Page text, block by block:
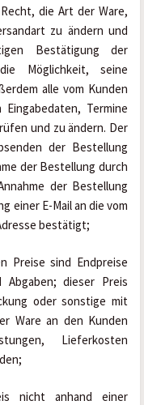
die Art der Ware,
zu ändern und
Bestätigung der
Möglichkeit, seine
alle vom Kunden
Termine
und zu ändern. Der
der Bestellung
der Bestellung durch
der Bestellung
einer E-Mail an die vom
bestätigt;
Preise sind Endpreise
dieser Preis
oder sonstige mit
Ware an den Kunden
Lieferkosten
nicht anhand einer